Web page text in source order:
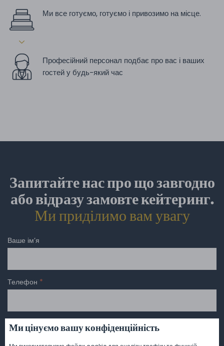
Ми все готуємо, готуємо і привозимо на місце.
Професійний персонал подбає про вас і ваших
гостей у будь-який час
Запитайте нас про що завгодно
або відразу замовте кейтеринг.
Ми приділимо вам увагу
Ваше ім’я
Телефон *
E-mail *
Ми цінуємо вашу конфіденційність